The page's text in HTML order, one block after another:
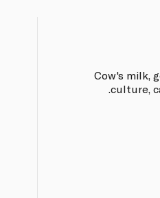
Cow's milk,
culture,